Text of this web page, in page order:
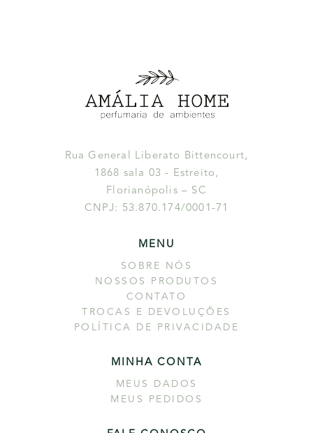
Rua General Liberato Bittencourt,
1868 sala 03 - Estreito,
Florianópolis – SC
CNPJ: 53.870.174/0001-71
MENU
SOBRE NÓS
NOSSOS PRODUTOS
CONTATO
TROCAS E DEVOLUÇÕES
POLÍTICA DE PRIVACIDADE
MINHA CONTA
MEUS DADOS
MEUS PEDIDOS